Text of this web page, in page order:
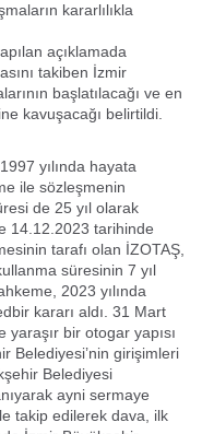
kararlılıkla
açıklamada
takiben İzmir
başlatılacağı ve en
kavuşacağı belirtildi.
yılında hayata
ile sözleşmenin
de 25 yıl olarak
14.12.2023 tarihinde
tarafı olan İZOTAŞ,
süresinin 7 yıl
2023 yılında
kararı aldı. 31 Mart
bir otogar yapısı
Belediyesi’nin girişimleri
Belediyesi
ayni sermaye
takip edilerek dava, ilk